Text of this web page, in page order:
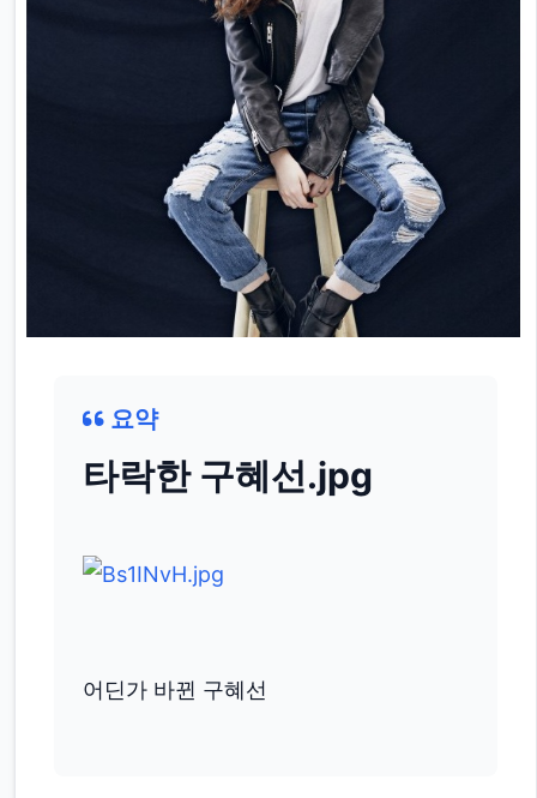
요약
타락한 구혜선.jpg
어딘가 바뀐 구혜선